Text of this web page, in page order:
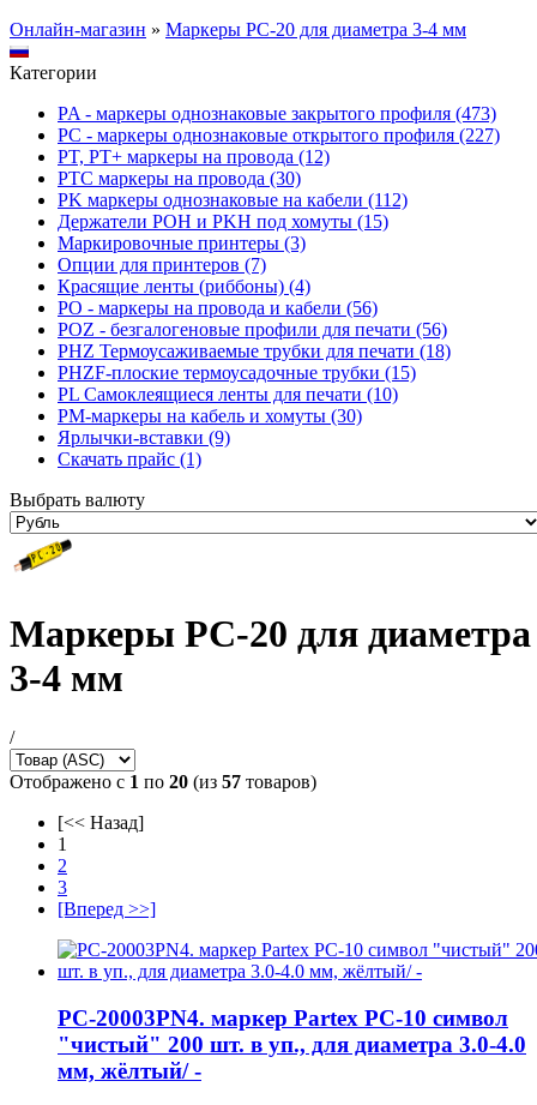
Онлайн-магазин » Маркеры PC-20 для диаметра 3-4 мм
Категории
PA - маркеры однознаковые закрытого профиля (473)
PC - маркеры однознаковые открытого профиля (227)
PT, PT+ маркеры на провода (12)
PTC маркеры на провода (30)
PK маркеры однознаковые на кабели (112)
Держатели POH и PKH под хомуты (15)
Маркировочные принтеры (3)
Опции для принтеров (7)
Красящие ленты (риббоны) (4)
PO - маркеры на провода и кабели (56)
POZ - безгалогеновые профили для печати (56)
PHZ Термоусаживаемые трубки для печати (18)
PHZF-плоские термоусадочные трубки (15)
PL Самоклеящиеся ленты для печати (10)
PM-маркеры на кабель и хомуты (30)
Ярлычки-вставки (9)
Скачать прайс (1)
Выбрать валюту
Маркеры PC-20 для диаметра
3-4 мм
/
Отображено с 1 по 20 (из 57 товаров)
[<< Назад]
1
2
3
[Вперед >>]
PC-20003PN4. маркер Partex PC-10 символ
"чистый" 200 шт. в уп., для диаметра 3.0-4.0
мм, жёлтый/ -